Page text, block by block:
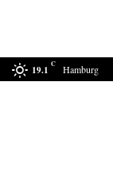
19.1 C Hamburg